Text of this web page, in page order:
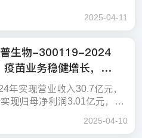
亏损预期，催化投资机会，
弈的背景下，中共中央、国
建设农业强国规划（2024－
确“全方位夯实粮食安全根
板块，催化投资机会，资金避
于生猪养殖板块，预计未来
量提升而下行，养殖成本因
税提升而上行。我们预估生
大部分产能将进入亏损周
价齐升有望兑现，重点关注
弹性公司。4月10日起，中国
进口商品，在现行适用关税
84%关税。考虑上3月10日，
国进口大豆加征10%关税，
共计加征94%的关税。相较
料原料农产品，中国大豆更
据2024年中国粮食进口数
：金河生物关税博弈下凸显
金霉素出口反制兑现涨价机
用化药业务主要产品饲用金
对的全球龙头优势，截止至2
，2024年受主要原料药行情
，影响利润。
供高质量的产品和服务，帮
增效，进一步巩固了市场地
GMP认证，为进入国际市场
在印尼、斯里兰卡等7个国家
审核，必威安泰通过泰国
与20余家集团客户达成千万
个千万级大单品。
业生态系统构建，打造本土
发”战略重构产业生态格局，
瑞派宠物医院、中瑞供应链
深度协同，打造贯穿“研发-验
完整价值闭环。中瑞供应链平
家宠物医院（含瑞派宠物医
物店。公司2024年收购了中
宠物医药产在10,000+医疗终
建议。我们预计2025~2027
、1.02、1.16元，对应动
端突发疫病、下游需求不及
2024年年度报告，公司2024
30.7亿元，同比增长13.3
利润3.01亿元，同比减少3
实现营收13.23亿元，
实现归母净利润0.56亿元，
短期承压，宠物板块布局推
公司兽用生物制品、宠物供
表现突出，分别增长23.40%
务稳步提升，国际化与大客
2025-04-11
生物-300119-2024
苗业务稳健增长，宠
局-250410
年实现营业收入30.7亿元，
现归母净利润3.01亿元，同
非归母净利润2.81亿元，同
长，利润短期承压。2024年
2025-04-10